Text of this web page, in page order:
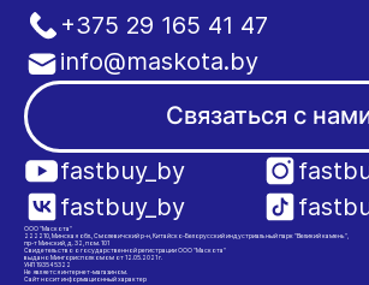
+375 29 165 41 47
info@maskota.by
Связаться с
fastbuy_by
fastbuy_by
ООО "Маскота"
222210, Минская обл., Смолевичский р-н, Китайско-Белорусский индустриальный парк "Великий камень",
пр-т Минский, д. 32, пом. 101
Свидетельство о государственной регистрации ООО "Маскота"
выдано Мингорисполкомом от 12.05.2021 г.
УНП 193545322
Не является интернет-магазином.
Сайт носит информационный характер